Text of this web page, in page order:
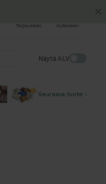
Ostoskori
Tarjouskori
Näytä ALV
Seuraava tuote